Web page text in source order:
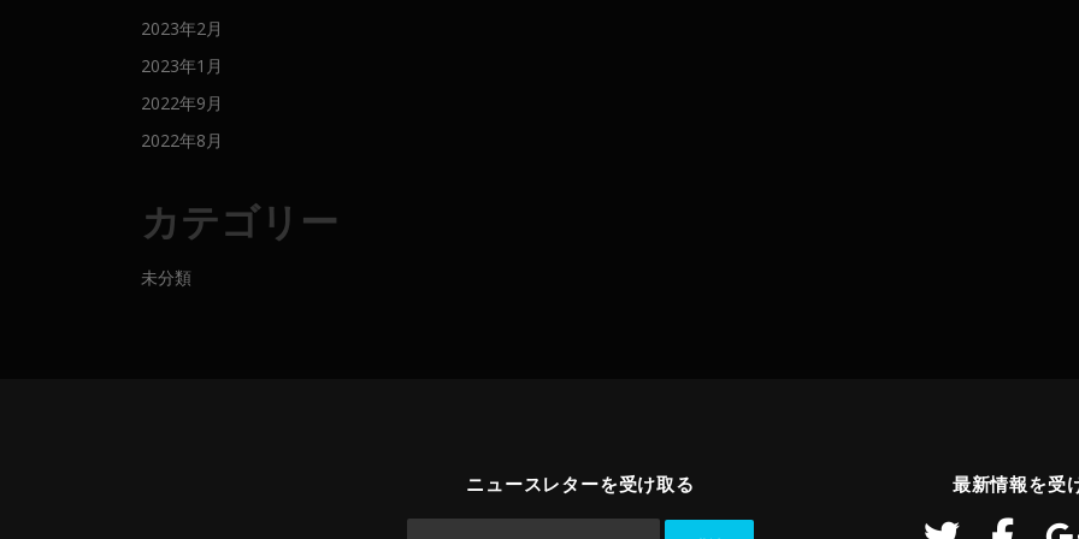
2023年2月
2023年1月
2022年9月
2022年8月
カテゴリー
未分類
ニュースレターを受け取る 最新情報を受